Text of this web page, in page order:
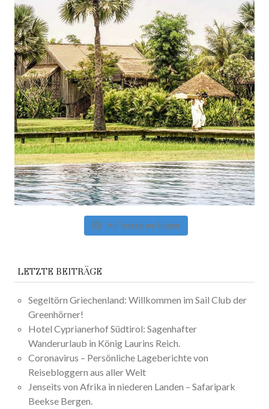
Auf Instagram folgen
LETZTE BEITRÄGE
Segeltörn Griechenland: Willkommen im Sail Club der
Greenhörner!
Hotel Cyprianerhof Südtirol: Sagenhafter
Wanderurlaub in König Laurins Reich.
Coronavirus – Persönliche Lageberichte von
Reisebloggern aus aller Welt
Jenseits von Afrika in niederen Landen – Safaripark
Beekse Bergen.